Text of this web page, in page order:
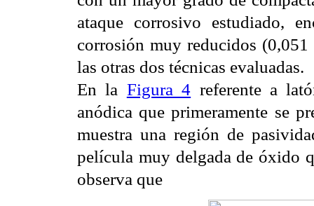
ataque corrosivo estudiado,
corrosión muy reducidos
las otras dos técnicas evaluadas.
En la Figura 4 referente a
anódica que primeramente se
muestra una región de
película muy delgada de óxido
observa que